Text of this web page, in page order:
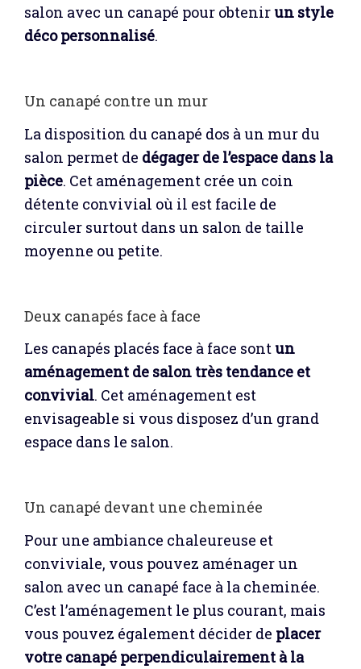
salon avec un canapé pour obtenirun style
déco personnalisé.
Un canapé contre un mur
La disposition du canapé dos à un mur du
salon permet de dégager de l’espace dans la
pièce. Cet aménagement crée un coin
détente convivial où il est facile de
circuler surtout dans un salon de taille
moyenne ou petite.
Deux canapés face à face
Les canapés placés face à face sontun
aménagement de salon très tendance et
convivial. Cet aménagement est
envisageable si vous disposez d’un grand
espace dans le salon.
Un canapé devant une cheminée
Pour une ambiance chaleureuse et
conviviale, vous pouvez aménager un
salon avec un canapé face à la cheminée.
C’est l’aménagement le plus courant, mais
vous pouvez également décider de placer
votre canapé perpendiculairement à la